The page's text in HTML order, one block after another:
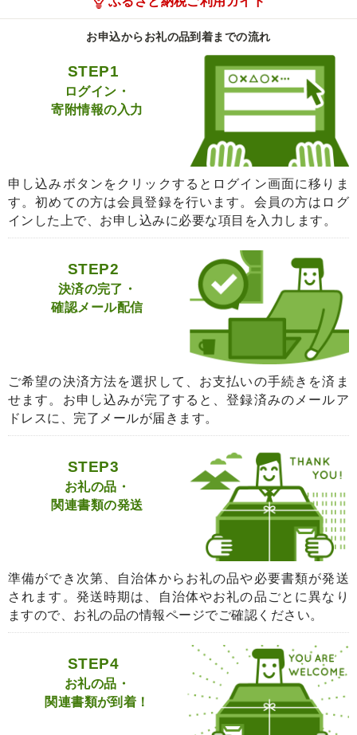
お申込からお礼の品到着までの流れ
STEP1
ログイン・
寄附情報の入力
申し込みボタンをクリックするとログイン画面に移りま
す。初めての方は会員登録を行います。会員の方はログ
インした上で、お申し込みに必要な項目を入力します。
STEP2
決済の完了・
確認メール配信
ご希望の決済方法を選択して、お支払いの手続きを済ま
せます。お申し込みが完了すると、登録済みのメールア
ドレスに、完了メールが届きます。
STEP3
お礼の品・
関連書類の発送
準備ができ次第、自治体からお礼の品や必要書類が発送
されます。発送時期は、自治体やお礼の品ごとに異なり
ますので、お礼の品の情報ページでご確認ください。
STEP4
お礼の品・
関連書類が到着！